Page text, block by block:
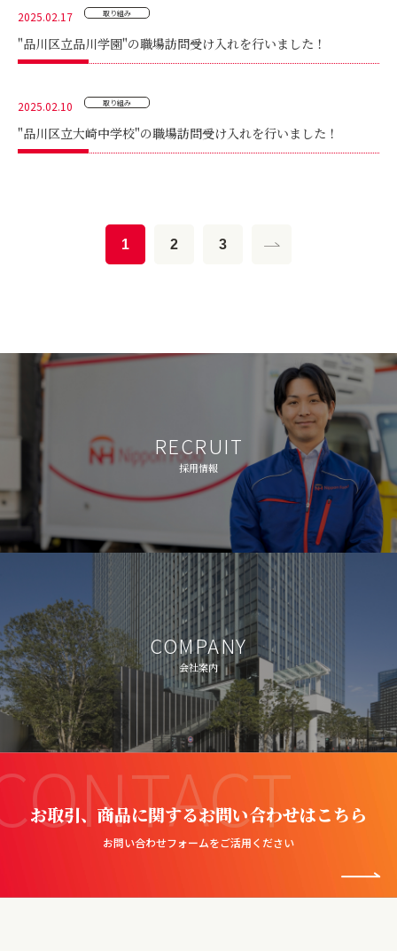
2025.02.17 取り組み
"品川区立品川学園"の職場訪問受け入れを行いました！
2025.02.10 取り組み
"品川区立大崎中学校"の職場訪問受け入れを行いました！
1 2 3
RECRUIT
採用情報
COMPANY
会社案内
お取引、商品に関するお問い合わせはこちら
お問い合わせフォームをご活用ください